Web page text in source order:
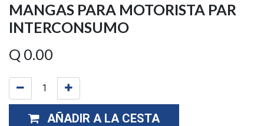
MANGAS PARA MOTORISTA PAR
INTERCONSUMO
Q 0.00
AÑADIR A LA CESTA